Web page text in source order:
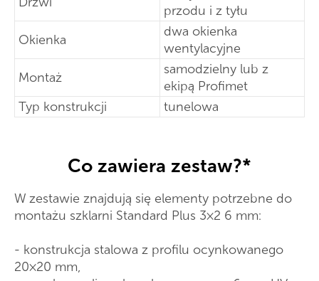
przodu i z tyłu
Okienka
dwa okienka
wentylacyjne
Montaż
samodzielny lub z
ekipą Profimet
Typ konstrukcji
tunelowa
Co zawiera zestaw?*
W zestawie znajdują się elementy potrzebne do
montażu szklarni Standard Plus 3×2 6 mm:
- konstrukcja stalowa z profilu ocynkowanego
20×20 mm,